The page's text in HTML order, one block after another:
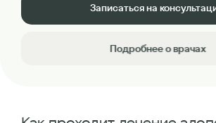
Записаться на
Подробнее о врачах